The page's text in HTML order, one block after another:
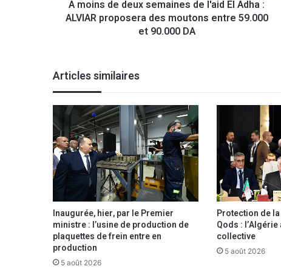
a
i
n
e
s
d
e
l
'
i
E
l
A
A moins de deux semaines de l'aid El Adha :
ALVIAR proposera des moutons entre 59.000
et 90.000 DA
Articles similaires
Inaugurée, hier, par le Premier
ministre : l’usine de production de
plaquettes de frein entre en
production
5 août 2026
Protection de
Qods :
collective
5 août 2026